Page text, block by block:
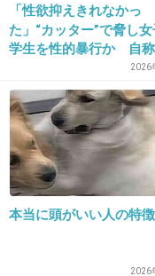
警察：それでも重大な過失が
警察「横手志麻（旧姓
では、通常は逮捕しま
アナは謝罪文削除し沈
girlschannel.net
警察「横手志麻（旧姓千野
方、千野アナは謝罪文削除
起訴されて、50万円の罰金
の千野志麻（しお）アナ（
「性欲抑えきれなかっ
た」“カッター”で脅し
学生を性的暴行か 自
バイトの56歳男を逮2026
本当に頭がいい人の特徴
2026